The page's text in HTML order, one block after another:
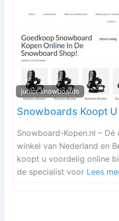
junior snowboards
Snowboard-Kopen.nl –
winkel van Nederland en
koopt u voordelig online
de specialist voor Lees